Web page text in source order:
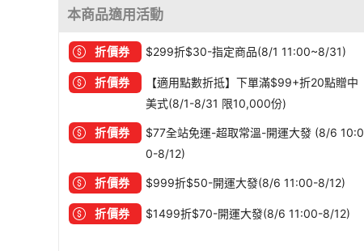
本商品適用活動
折價券 $299折$30-指定商品(8/1 11:00~8/31)
折價券
【適用點數折抵】下單滿$99+折20點贈中
美式(8/1-8/31 限10,000份)
折價券
$77全站免運-超取常溫-開運大發 (8/6 10:0
0-8/12)
折價券 $999折$50-開運大發(8/6 11:00-8/12)
折價券 $1499折$70-開運大發(8/6 11:00-8/12)